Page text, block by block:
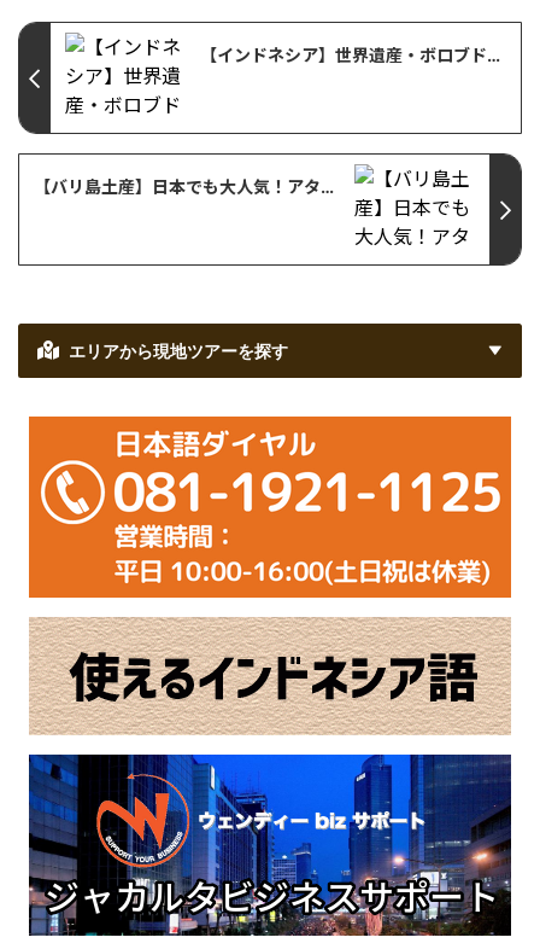
【インドネシア】世界遺産・ボロブドゥール寺院に行くのに利用するジョグジャカルタ国際空港の国内線到着出口までの道順をご紹介！
【バリ島土産】日本でも大人気！アタバッグの本家「ASHITABA BALI(アシタバ バリ)」
エリアから現地ツアーを探す